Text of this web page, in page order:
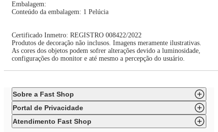
Embalagem:
Conteúdo da embalagem: 1 Pelúcia
Certificado Inmetro: REGISTRO 008422/2022
Produtos de decoração não inclusos. Imagens meramente ilustrativas.
As cores dos objetos podem sofrer alterações devido a luminosidade,
configurações do monitor e até mesmo a percepção do usuário.
Sobre a Fast Shop
Portal de Privacidade
Atendimento Fast Shop